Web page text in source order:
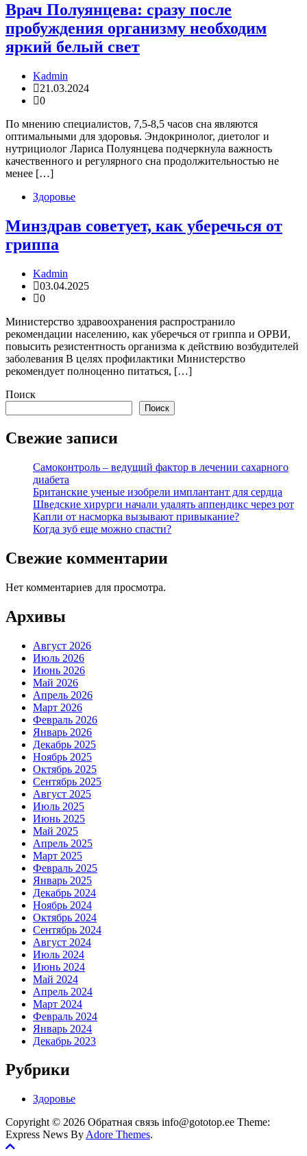
Врач Полуянцева: сразу после
пробуждения организму необходим
яркий белый свет
Kadmin
21.03.2024
0
По мнению специалистов, 7,5-8,5 часов сна являются
оптимальными для здоровья. Эндокринолог, диетолог и
нутрициолог Лариса Полуянцева подчеркнула важность
качественного и регулярного сна продолжительностью не
менее […]
Здоровье
Минздрав советует, как уберечься от
гриппа
Kadmin
03.04.2025
0
Министерство здравоохранения распространило
рекомендации населению, как уберечься от гриппа и ОРВИ,
повысить резистентность организма к действию возбудителей
заболевания В целях профилактики Министерство
рекомендует полноценно питаться, […]
Поиск
Поиск
Свежие записи
Самоконтроль – ведущий фактор в лечении сахарного
диабета
Британские ученые изобрели имплантант для сердца
Шведские хирурги начали удалять аппендикс через рот
Капли от насморка вызывают привыкание?
Когда зуб еще можно спасти?
Свежие комментарии
Нет комментариев для просмотра.
Архивы
Август 2026
Июль 2026
Июнь 2026
Май 2026
Апрель 2026
Март 2026
Февраль 2026
Январь 2026
Декабрь 2025
Ноябрь 2025
Октябрь 2025
Сентябрь 2025
Август 2025
Июль 2025
Июнь 2025
Май 2025
Апрель 2025
Март 2025
Февраль 2025
Январь 2025
Декабрь 2024
Ноябрь 2024
Октябрь 2024
Сентябрь 2024
Август 2024
Июль 2024
Июнь 2024
Май 2024
Апрель 2024
Март 2024
Февраль 2024
Январь 2024
Декабрь 2023
Рубрики
Здоровье
Copyright © 2026 Обратная связь info@gototop.ee Theme:
Express News By Adore Themes.